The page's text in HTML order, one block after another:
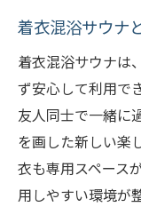
着衣混浴サウナ
着衣混浴サウナは
ず安心して利用で
友人同士で一緒に
を画した新しい楽
衣も専用スペース
用しやすい環境が